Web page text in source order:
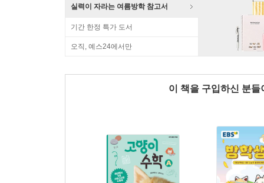
실력이 자라는 여름방학 참고서
기간 한정 특가 도서
오직, 예스24에서만
이 책을 구입하신 분